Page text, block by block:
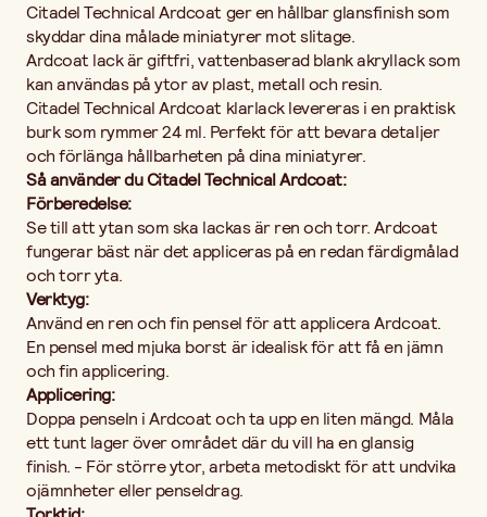
För större ytor, arbeta metodiskt för att undvika ojämnheter
eller penseldrag.
Torktid:Låt Ardcoat torka helt. Detta tar vanligtvis cirka 30
minuter, men kan variera beroende på miljöförhållanden som
luftfuktighet och temperatur.
Fler lager:Om du vill ha en mer intensiv glans kan du applicera ett
andra tunt lager när det första har torkat helt.
Rengöring: Tvätta penseln omedelbart efter användning med
varmt vatten och mild tvål för att förhindra att lacken torkar fast i
borsten. Tips: Undvik att applicera för tjockt lager, då detta kan
ge en ojämn yta. Testa först på en mindre yta om du är osäker på
effekten.
Citadel Technical Ardcoat ger en hållbar glansfinish som
skyddar dina målade miniatyrer mot slitage.
Ardcoat lack är giftfri, vattenbaserad blank akryllack som
kan användas på ytor av plast, metall och resin.
Citadel Technical Ardcoat klarlack levereras i en praktisk
burk som rymmer 24 ml. Perfekt för att bevara detaljer
och förlänga hållbarheten på dina miniatyrer.
Så använder du Citadel Technical Ardcoat:
Förberedelse:
Se till att ytan som ska lackas är ren och torr. Ardcoat
fungerar bäst när det appliceras på en redan färdigmålad
och torr yta.
Verktyg:
Använd en ren och fin pensel för att applicera Ardcoat.
En pensel med mjuka borst är idealisk för att få en jämn
och fin applicering.
Applicering:
Doppa penseln i Ardcoat och ta upp en liten mängd. Måla
ett tunt lager över området där du vill ha en glansig
finish. - För större ytor, arbeta metodiskt för att undvika
ojämnheter eller penseldrag.